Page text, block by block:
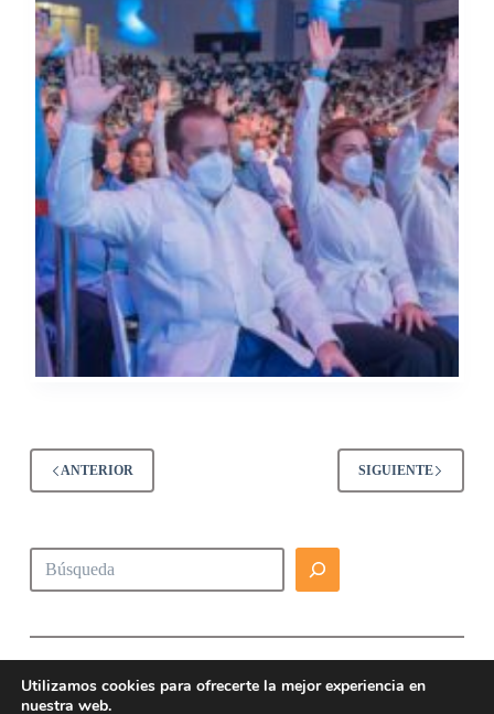
ANTERIOR SIGUIENTE
Buscar
Utilizamos cookies para ofrecerte la mejor experiencia en
nuestra web.